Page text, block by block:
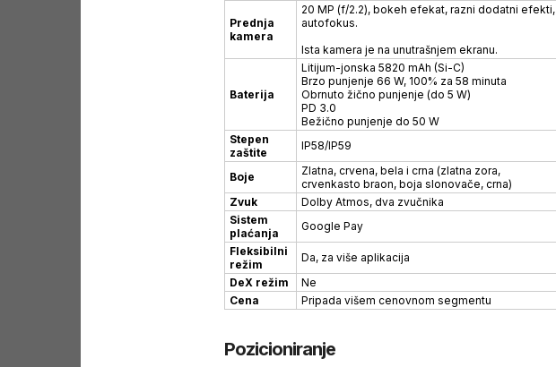
Prednja
kamera
20 MP (f/2.2), bokeh efekat, razni dodatni efekti,
autofokus.
Ista kamera je na unutrašnjem ekranu.
Baterija
Litijum-jonska 5820 mAh (Si-C)
Brzo punjenje 66 W, 100% za 58 minuta
Obrnuto žično punjenje (do 5 W)
PD 3.0
Bežično punjenje do 50 W
Stepen
zaštite
IP58/IP59
Boje
Zlatna, crvena, bela i crna (zlatna zora,
crvenkasto braon, boja slonovače, crna)
Zvuk
Dolby Atmos, dva zvučnika
Sistem
plaćanja
Google Pay
Fleksibilni
režim
Da, za više aplikacija
DeX režim
Ne
Cena
Pripada višem cenovnom segmentu
Pozicioniranje